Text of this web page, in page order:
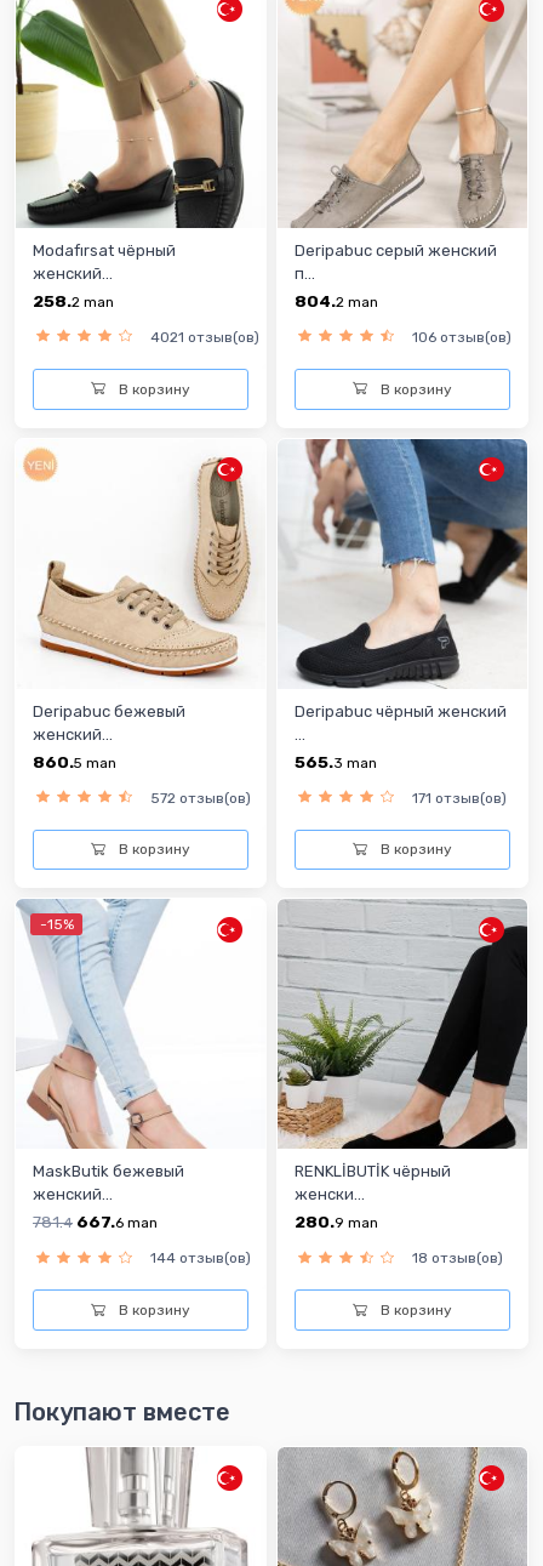
Modafırsat чёрный
женский...
258.2 man
4021 отзыв(ов)
В корзину
Deripabuc серый женский
п...
804.2 man
106 отзыв(ов)
В корзину
Deripabuc бежевый
женский...
860.5 man
572 отзыв(ов)
В корзину
Deripabuc чёрный женский
565.3 man
171 отзыв(ов)
В корзину
-15%
MaskButik бежевый
женский...
781.4 667.6 man
144 отзыв(ов)
В корзину
RENKLİBUTİK чёрный
женски...
280.9 man
18 отзыв(ов)
В корзину
Покупают вместе